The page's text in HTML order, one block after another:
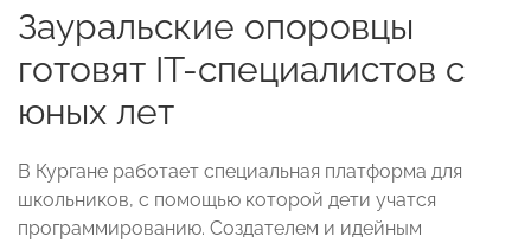
Зауральские опоровцы
готовят IT-специалистов с
юных лет
В Кургане работает специальная платформа для
школьников, с помощью которой дети учатся
программированию. Создателем и идейным